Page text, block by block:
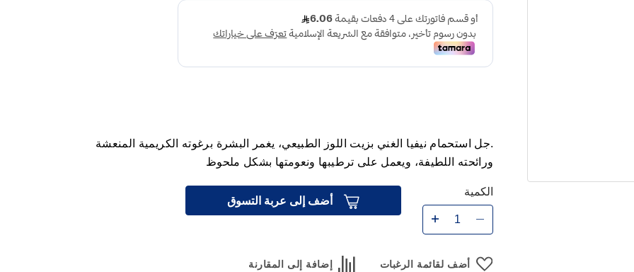
.جل استحمام نيفيا الغني بزيت اللوز الطبيعي، يغمر البشرة برغوته الكريمية المنعشة
ورائحته اللطيفة، ويعمل على ترطيبها ونعومتها بشكل ملحوظ
الكمية
أضف إلى عربة التسوق
أضف لقائمة الرغبات إضافة إلى المقارنة